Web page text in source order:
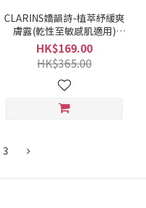
CLARINS嬌韻詩-植萃紓緩爽
膚露(乾性至敏感肌適用)
400ml
HK$169.00
HK$365.00
3